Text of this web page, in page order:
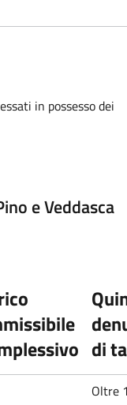
in possesso dei
e Veddasca
di
Oltre